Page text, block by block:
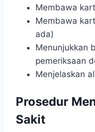
Membawa
Membawa
ada)
Menunjukkan
pemeriksaan
Menjelaskan
Prosedur
Sakit